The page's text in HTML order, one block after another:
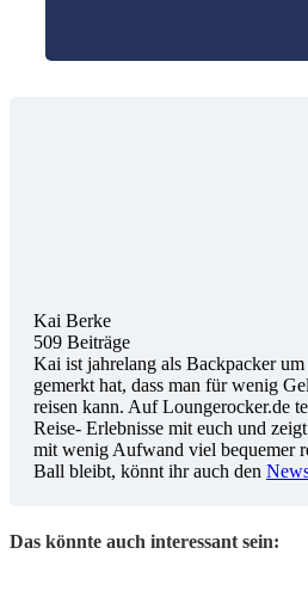
Kai Berke
509 Beiträge
Kai ist jahrelang als Backpacker
gemerkt hat, dass man für wenig
reisen kann. Auf Loungerocker.de
Reise- Erlebnisse mit euch und
mit wenig Aufwand viel bequemer
Ball bleibt, könnt ihr auch den
Das könnte auch interessant sein: